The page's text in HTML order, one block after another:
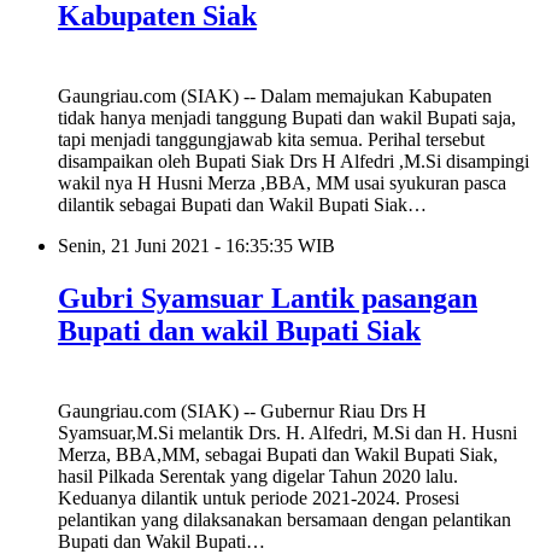
Kabupaten Siak
Gaungriau.com (SIAK) -- Dalam memajukan Kabupaten
tidak hanya menjadi tanggung Bupati dan wakil Bupati saja,
tapi menjadi tanggungjawab kita semua. Perihal tersebut
disampaikan oleh Bupati Siak Drs H Alfedri ,M.Si disampingi
wakil nya H Husni Merza ,BBA, MM usai syukuran pasca
dilantik sebagai Bupati dan Wakil Bupati Siak…
Senin, 21 Juni 2021 - 16:35:35 WIB
Gubri Syamsuar Lantik pasangan
Bupati dan wakil Bupati Siak
Gaungriau.com (SIAK) -- Gubernur Riau Drs H
Syamsuar,M.Si melantik Drs. H. Alfedri, M.Si dan H. Husni
Merza, BBA,MM, sebagai Bupati dan Wakil Bupati Siak,
hasil Pilkada Serentak yang digelar Tahun 2020 lalu.
Keduanya dilantik untuk periode 2021-2024. Prosesi
pelantikan yang dilaksanakan bersamaan dengan pelantikan
Bupati dan Wakil Bupati…